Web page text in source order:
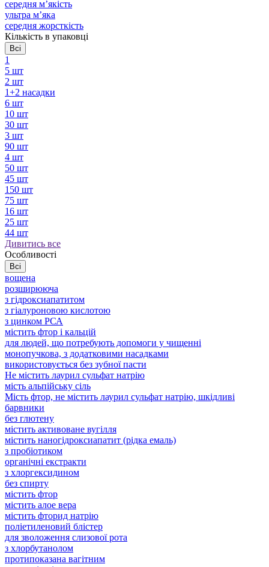
середня мʼякість
ультра мʼяка
середня жорсткість
Кількість в упаковці
Всі
1
5 шт
2 шт
1+2 насадки
6 шт
10 шт
30 шт
3 шт
90 шт
4 шт
50 шт
45 шт
150 шт
75 шт
16 шт
25 шт
44 шт
Дивитись все
Особливості
Всі
вощена
розширююча
з гідроксиапатитом
з гіалуроновою кислотою
з цинком РСА
містить фтор і кальцій
для людей, що потребують допомоги у чищенні
монопучкова, з додатковими насадками
використовується без зубної пасти
Не містить лаурил сульфат натрію
мість альпійську сіль
Мість фтор, не містить лаурил сульфат натрію, шкідливі
барвники
без глютену
містить активоване вугілля
містить наногідроксиапатит (рідка емаль)
з пробіотиком
органічні екстракти
з хлоргексидином
без спирту
містить фтор
містить алое вера
містить фторид натрію
поліетиленовий блістер
для зволоження слизової рота
з хлорбутанолом
протипоказана вагітним